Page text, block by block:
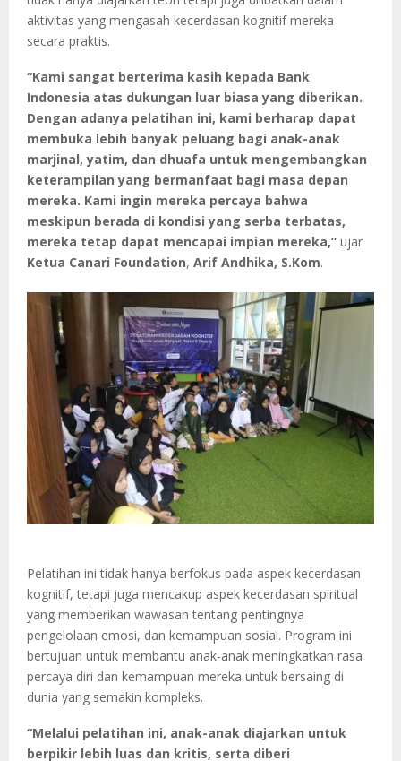
aktivitas yang mengasah kecerdasan kognitif mereka
secara praktis.
“Kami sangat berterima kasih kepada Bank
Indonesia atas dukungan luar biasa yang diberikan.
Dengan adanya pelatihan ini, kami berharap dapat
membuka lebih banyak peluang bagi anak-anak
marjinal, yatim, dan dhuafa untuk mengembangkan
keterampilan yang bermanfaat bagi masa depan
mereka. Kami ingin mereka percaya bahwa
meskipun berada di kondisi yang serba terbatas,
mereka tetap dapat mencapai impian mereka,” ujar
Ketua Canari Foundation, Arif Andhika, S.Kom.
Pelatihan ini tidak hanya berfokus pada aspek kecerdasan
kognitif, tetapi juga mencakup aspek kecerdasan spiritual
yang memberikan wawasan tentang pentingnya
pengelolaan emosi, dan kemampuan sosial. Program ini
bertujuan untuk membantu anak-anak meningkatkan rasa
percaya diri dan kemampuan mereka untuk bersaing di
dunia yang semakin kompleks.
“Melalui pelatihan ini, anak-anak diajarkan untuk
berpikir lebih luas dan kritis, serta diberi